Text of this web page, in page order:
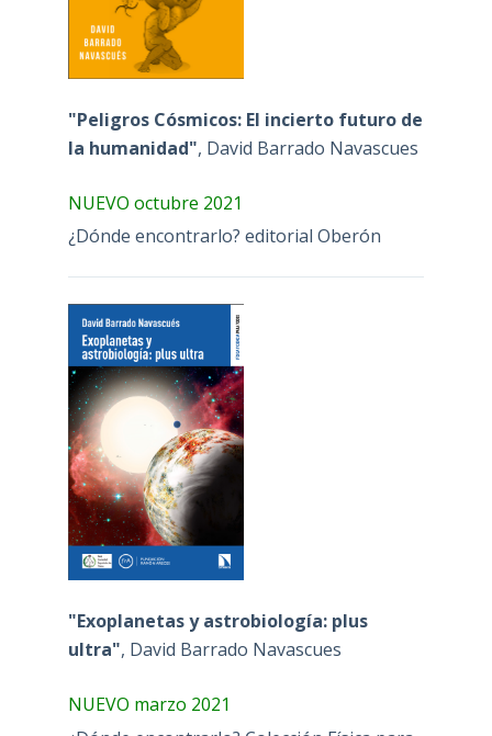
"Peligros Cósmicos: El incierto futuro de
la humanidad", David Barrado Navascues
NUEVO octubre 2021
¿Dónde encontrarlo? editorial Oberón
"Exoplanetas y astrobiología: plus
ultra", David Barrado Navascues
NUEVO marzo 2021